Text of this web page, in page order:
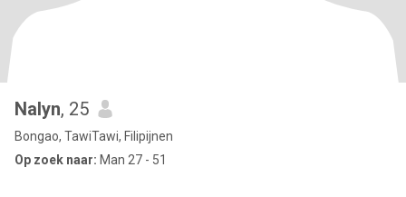
Nalyn, 25
Bongao, TawiTawi, Filipijnen
Op zoek naar: Man 27 - 51